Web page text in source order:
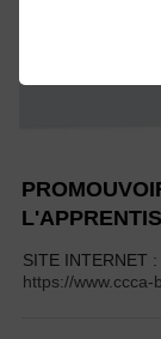
SITE INTERNET :
https://www.ccca-